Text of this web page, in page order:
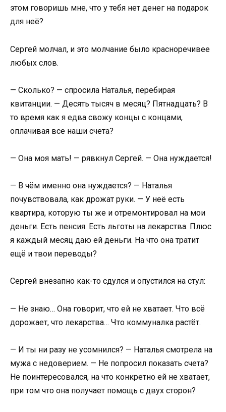
этом говоришь мне, что у тебя нет денег на подарок
для неё?
Сергей молчал, и это молчание было красноречивее
любых слов.
— Сколько? — спросила Наталья, перебирая
квитанции. — Десять тысяч в месяц? Пятнадцать? В
то время как я едва свожу концы с концами,
оплачивая все наши счета?
— Она моя мать! — рявкнул Сергей. — Она нуждается!
— В чём именно она нуждается? — Наталья
почувствовала, как дрожат руки. — У неё есть
квартира, которую ты же и отремонтировал на мои
деньги. Есть пенсия. Есть льготы на лекарства. Плюс
я каждый месяц даю ей деньги. На что она тратит
ещё и твои переводы?
Сергей внезапно как-то сдулся и опустился на стул:
— Не знаю… Она говорит, что ей не хватает. Что всё
дорожает, что лекарства… Что коммуналка растёт.
— И ты ни разу не усомнился? — Наталья смотрела на
мужа с недоверием. — Не попросил показать счета?
Не поинтересовался, на что конкретно ей не хватает,
при том что она получает помощь с двух сторон?